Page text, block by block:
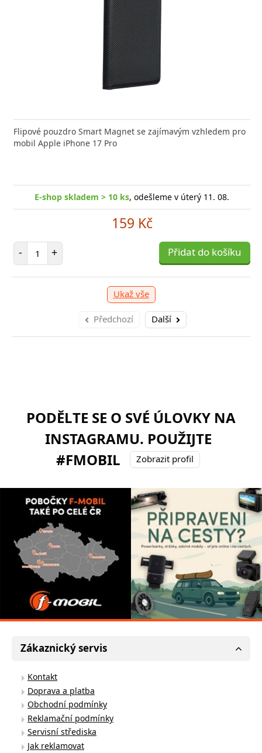
Flipové pouzdro Smart Magnet se zajímavým vzhledem pro
mobil Apple iPhone 17 Pro
E-shop skladem > 10 ks, odešleme v úterý 11. 08.
159 Kč
- Počet položek
+ Přidat do košíku
Ukaž vše
Předchozí Další
FIXED zajistí rychlé a bezpečné nabíjení
moderního smartphonu,
skladem > 10 ks, odešleme v úterý 11. 08.
položek
+ Přidat do košíku -
PODĚLTE SE O SVÉ ÚLOVKY NA
INSTAGRAMU. POUŽIJTE
#FMOBIL
Zobrazit profil
Zákaznický servis
Kontakt
Doprava a platba
Obchodní podmínky
Reklamační podmínky
Servisní střediska
Jak reklamovat